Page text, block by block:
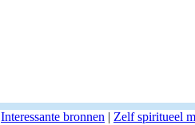
Interessante bronnen | Zelf spiritueel